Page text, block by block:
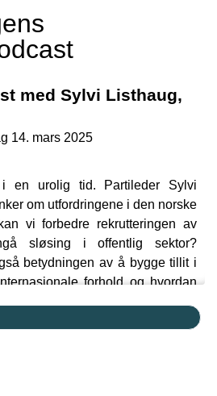
med Sylvi Listhaug,
14. mars 2025
en urolig tid. Partileder Sylvi
om utfordringene i den norske
vi forbedre rekrutteringen av
sløsing i offentlig sektor?
betydningen av å bygge tillit i
forhold og hvordan
sine ambisjoner for fremtiden.
ledere i FrP møtes i ukens